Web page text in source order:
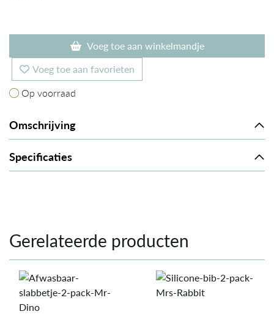
Voeg toe aan winkelmandje
Voeg toe aan favorieten
Op voorraad
Op voorraad
Omschrijving
Specificaties
Gerelateerde producten